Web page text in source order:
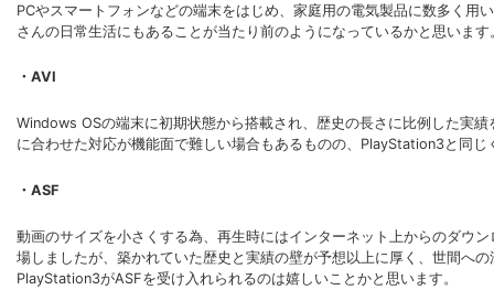
PCやスマートフォンなどの端末をはじめ、家庭用の電気製品に数多く
さんの日常生活にもあることが当たり前のようになっているかと思います
・AVI
Windows OSの端末に初期状態から搭載され、歴史の長さに比例した実
に合わせた対応が機能面で難しい場合もあるものの、PlayStation3と同
・ASF
動画のサイズを小さくする為、再生時にはインターネット上からのダウ
場しましたが、築かれていた歴史と実績の壁が予想以上に厚く、世間へ
PlayStation3がASFを受け入れられるのは嬉しいことかと思います。